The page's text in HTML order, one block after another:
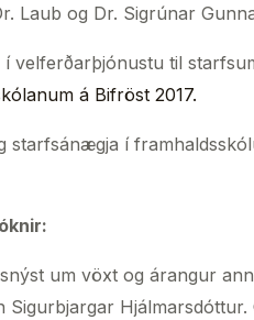
Laub og Dr. Sigrúnar
velferðarþjónustu til
á Bifröst 2017.
starfsánægja í
snýst um vöxt og árangur
Hjálmarsdóttur.